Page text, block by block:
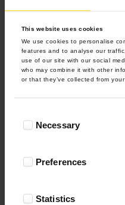
This website uses cookies
We use cookies to personalise
features and to analyse our
use of our site with our social
who may combine it with other
or that they’ve collected from
SelectionNecessary
Preferences
Statistics
Rozwiń